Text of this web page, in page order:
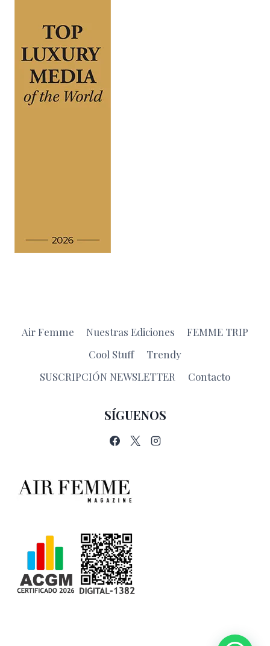
Air Femme Nuestras Ediciones
FEMME TRIP
Cool Stuff
Trendy
SUSCRIPCIÓN NEWSLETTER
Contacto
SÍGUENOS